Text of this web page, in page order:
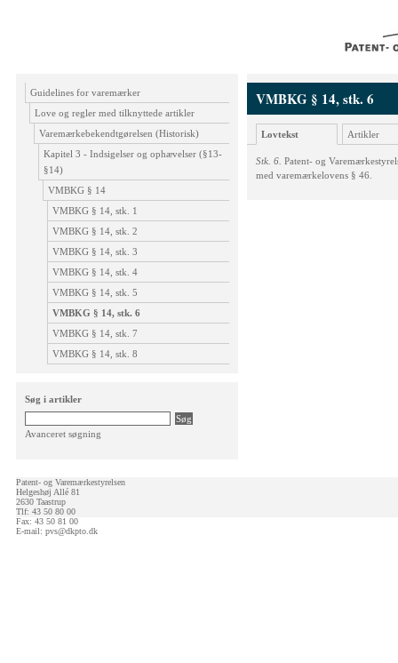
Guidelines for varemærker
Love og regler med tilknyttede artikler
Varemærkebekendtgørelsen (Historisk)
Kapitel 3 - Indsigelser og ophævelser (§13-
§14)
VMBKG § 14
VMBKG § 14, stk. 1
VMBKG § 14, stk. 2
VMBKG § 14, stk. 3
VMBKG § 14, stk. 4
VMBKG § 14, stk. 5
VMBKG § 14, stk. 6
VMBKG § 14, stk. 7
VMBKG § 14, stk. 8
Søg i artikler
Avanceret søgning
VMBKG § 14, stk. 6
Lovtekst Artikler
Stk. 6. Patent- og
med varemærkelovens § 46.
Patent- og Varemærkestyrelsen
Helgeshøj Allé 81
2630 Taastrup
Tlf: 43 50 80 00
Fax: 43 50 81 00
E-mail: pvs@dkpto.dk